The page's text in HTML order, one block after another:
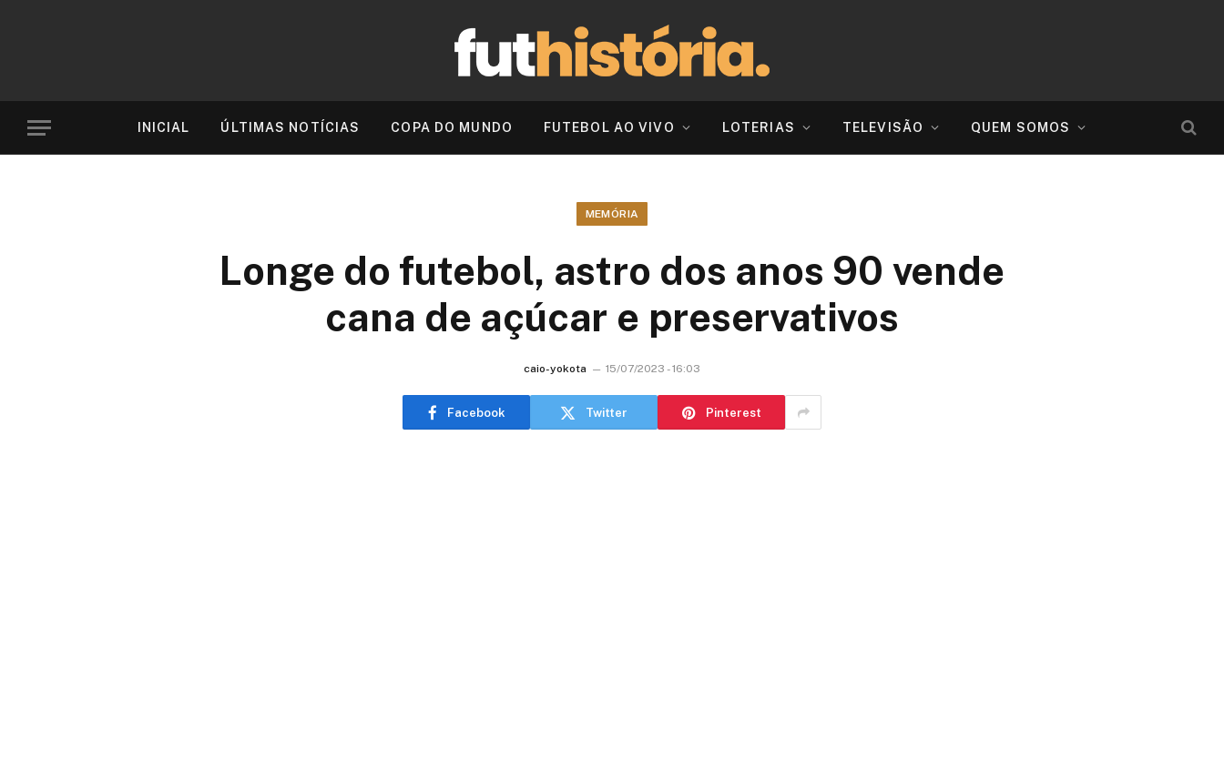
INICIAL ÚLTIMAS NOTÍCIAS COPA DO MUNDO FUTEBOL AO VIVO LOTERIAS TELEVISÃO QUEM SOMOS
MEMÓRIA
Longe do futebol, astro dos anos 90 vende
cana de açúcar e preservativos
caio-yokota 15/07/2023 - 16:03
Facebook Twitter Pinterest